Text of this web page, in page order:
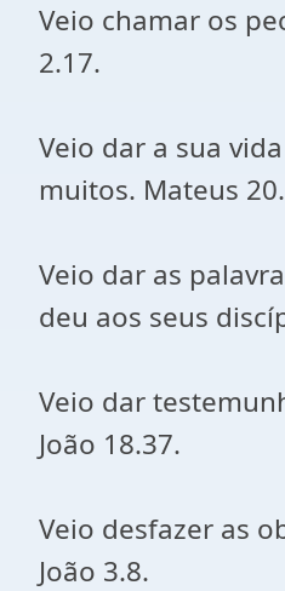
Veio chamar os
2.17.
Veio dar a sua
muitos. Mateus
Veio dar as
deu aos seus
Veio dar
João 18.37.
Veio desfazer as
João 3.8.